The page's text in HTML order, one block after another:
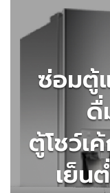
ซ่อมตู้
ดื่
ตู้โชว์เ
เย็น